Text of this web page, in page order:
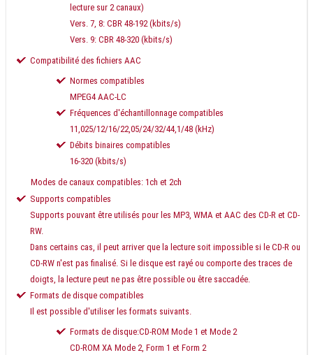
lecture sur 2 canaux)
Vers. 7, 8: CBR 48-192 (kbits/s)
Vers. 9: CBR 48-320 (kbits/s)
Compatibilité des fichiers AAC
Normes compatibles
MPEG4 AAC-LC
Fréquences d'échantillonnage compatibles
11,025/12/16/22,05/24/32/44,1/48 (kHz)
Débits binaires compatibles
16-320 (kbits/s)
Modes de canaux compatibles: 1ch et 2ch
Supports compatibles
Supports pouvant être utilisés pour les MP3, WMA et AAC des CD-R et CD-
RW.
Dans certains cas, il peut arriver que la lecture soit impossible si le CD-R ou
CD-RW n'est pas finalisé. Si le disque est rayé ou comporte des traces de
doigts, la lecture peut ne pas être possible ou être saccadée.
Formats de disque compatibles
Il est possible d'utiliser les formats suivants.
Formats de disque:CD-ROM Mode 1 et Mode 2
CD-ROM XA Mode 2, Form 1 et Form 2